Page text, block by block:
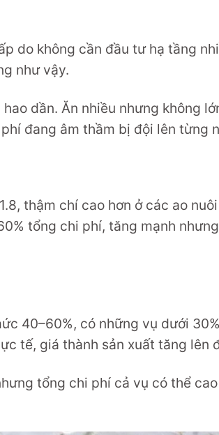
do không cần đầu tư hạ tầng
như vậy.
dần. Ăn nhiều nhưng không
đang âm thầm bị đội lên từng
thậm chí cao hơn ở các ao
tổng chi phí, tăng mạnh
40–60%, có những vụ dưới
tế, giá thành sản xuất tăng lên
tổng chi phí cả vụ có thể